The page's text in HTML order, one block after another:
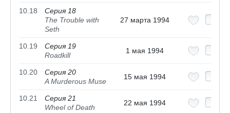
10.18
Серия 18
The Trouble with
Seth
27 марта 1994
10.19
Серия 19
Roadkill
1 мая 1994
10.20
Серия 20
A Murderous Muse
15 мая 1994
10.21
Серия 21
Wheel of Death
22 мая 1994